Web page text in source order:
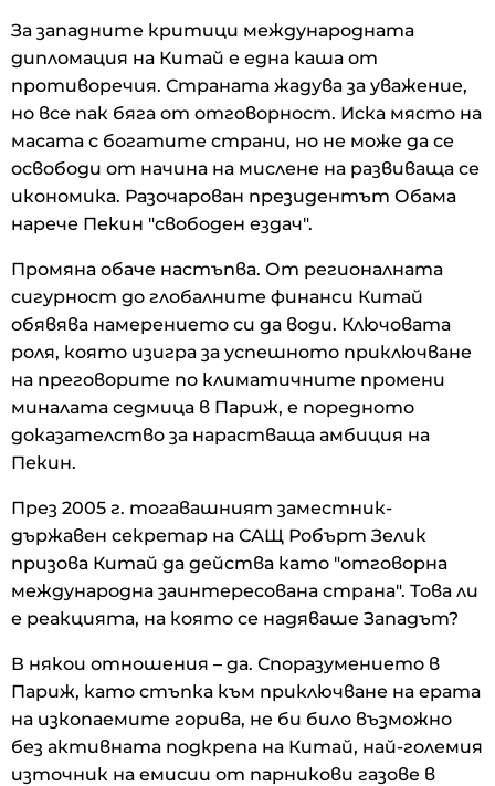
За западните критици международната
дипломация на Китай е една каша от
противоречия. Страната жадува за уважение,
но все пак бяга от отговорност. Иска място на
масата с богатите страни, но не може да се
освободи от начина на мислене на развиваща се
икономика. Разочарован президентът Обама
нарече Пекин "свободен ездач".
Промяна обаче настъпва. От регионалната
сигурност до глобалните финанси Китай
обявява намерението си да води. Ключовата
роля, която изигра за успешното приключване
на преговорите по климатичните промени
миналата седмица в Париж, е поредното
доказателство за нарастваща амбиция на
Пекин.
През 2005 г. тогавашният заместник-
държавен секретар на САЩ Робърт Зелик
призова Китай да действа като "отговорна
международна заинтересована страна". Това ли
е реакцията, на която се надяваше Западът?
В някои отношения – да. Споразумението в
Париж, като стъпка към приключване на ерата
на изкопаемите горива, не би било възможно
без активната подкрепа на Китай, най-големия
източник на емисии от парникови газове в